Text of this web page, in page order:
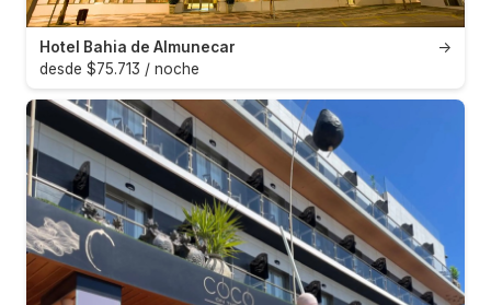
→
Hotel Bahia de Almunecar
desde $75.713 / noche